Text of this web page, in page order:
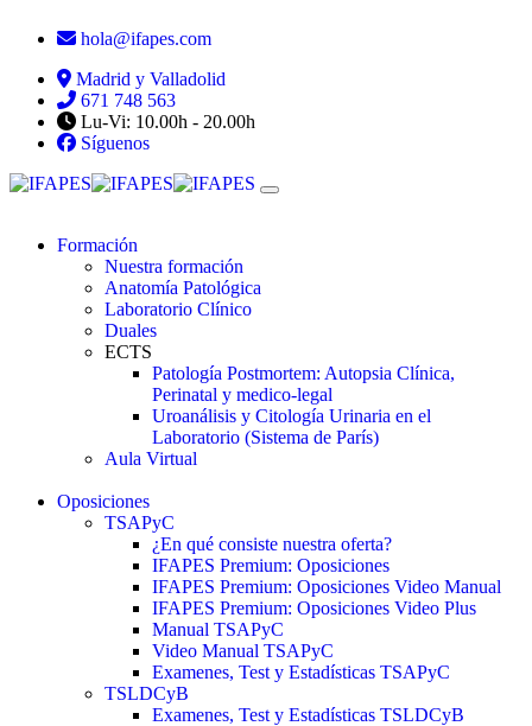
hola@ifapes.com
Madrid y Valladolid
671 748 563
Lu-Vi: 10.00h - 20.00h
Síguenos
Formación
Nuestra formación
Anatomía Patológica
Laboratorio Clínico
Duales
ECTS
Patología Postmortem: Autopsia Clínica,
Perinatal y medico-legal
Uroanálisis y Citología Urinaria en el
Laboratorio (Sistema de París)
Aula Virtual
Oposiciones
TSAPyC
¿En qué consiste nuestra oferta?
IFAPES Premium: Oposiciones
IFAPES Premium: Oposiciones Video Manual
IFAPES Premium: Oposiciones Video Plus
Manual TSAPyC
Video Manual TSAPyC
Examenes, Test y Estadísticas TSAPyC
TSLDCyB
Examenes, Test y Estadísticas TSLDCyB